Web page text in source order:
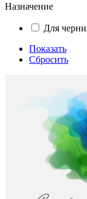
Назначение
Для
Показать
Сбросить